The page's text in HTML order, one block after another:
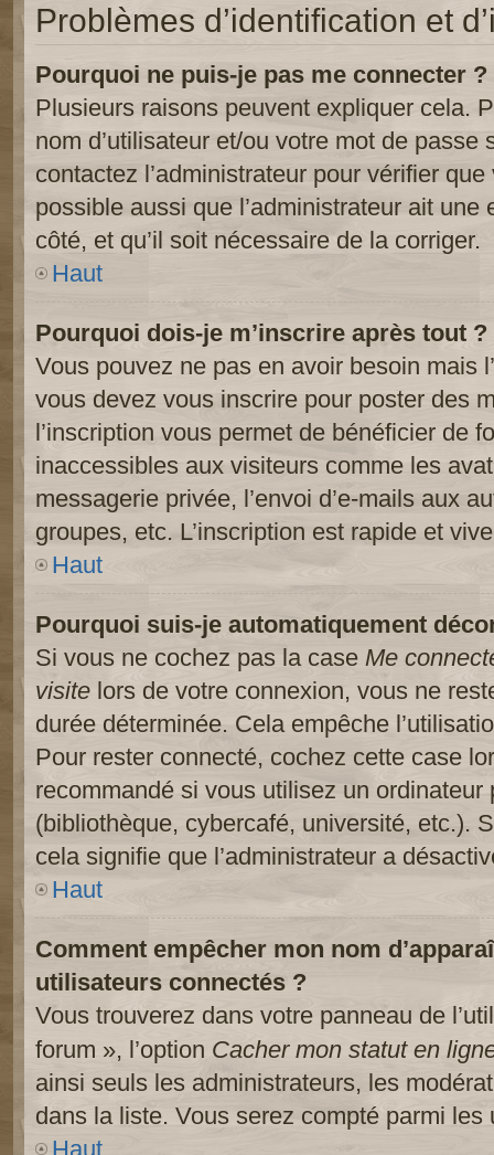
Problèmes d’identification et
Pourquoi ne puis-je pas me connecter ?
Plusieurs raisons peuvent expliquer cela.
nom d’utilisateur et/ou votre mot de passe
contactez l’administrateur pour vérifier
possible aussi que l’administrateur ait
côté, et qu’il soit nécessaire de la corriger.
Haut
Pourquoi dois-je m’inscrire après tout ?
Vous pouvez ne pas en avoir besoin mais
vous devez vous inscrire pour poster des
l’inscription vous permet de bénéficier de
inaccessibles aux visiteurs comme les
messagerie privée, l’envoi d’e-mails aux
groupes, etc. L’inscription est rapide et
Haut
Pourquoi suis-je automatiquement
Si vous ne cochez pas la case Me
visite lors de votre connexion, vous ne
durée déterminée. Cela empêche
Pour rester connecté, cochez cette case
recommandé si vous utilisez un
(bibliothèque, cybercafé, université, etc.).
cela signifie que l’administrateur a
Haut
Comment empêcher mon nom
utilisateurs connectés ?
Vous trouverez dans votre panneau de
forum », l’option Cacher mon statut en
ainsi seuls les administrateurs, les
dans la liste. Vous serez compté parmi
Haut